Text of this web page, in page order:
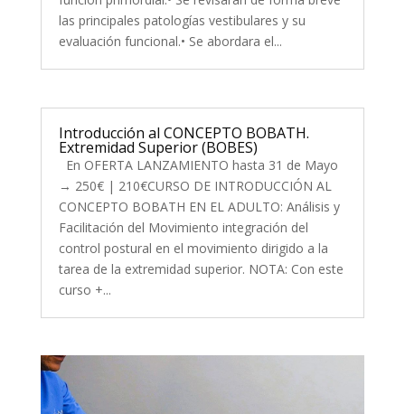
las principales patologías vestibulares y su
evaluación funcional.• Se abordara el...
Introducción al CONCEPTO BOBATH.
Extremidad Superior (BOBES)
En OFERTA LANZAMIENTO hasta 31 de Mayo
→ 250€ | 210€CURSO DE INTRODUCCIÓN AL
CONCEPTO BOBATH EN EL ADULTO: Análisis y
Facilitación del Movimiento integración del
control postural en el movimiento dirigido a la
tarea de la extremidad superior. NOTA: Con este
curso +...